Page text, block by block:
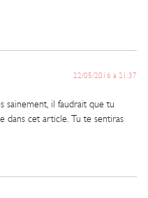
22/05/2016 à 21:37
sainement, il faudrait que tu
dans cet article. Tu te sentiras